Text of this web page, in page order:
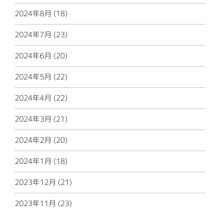
2024年8月 (18)
2024年7月 (23)
2024年6月 (20)
2024年5月 (22)
2024年4月 (22)
2024年3月 (21)
2024年2月 (20)
2024年1月 (18)
2023年12月 (21)
2023年11月 (23)